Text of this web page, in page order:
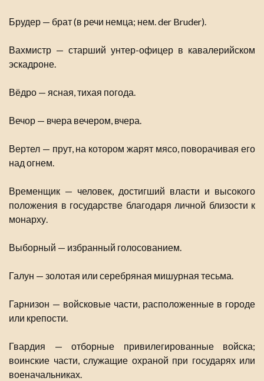
Брудер — брат (в речи немца; нем. der Bruder).
Вахмистр — старший унтер-офицер в кавалерийском
эскадроне.
Вёдро — ясная, тихая погода.
Вечор — вчера вечером, вчера.
Вертел — прут, на котором жарят мясо, поворачивая его
над огнем.
Временщик — человек, достигший власти и высокого
положения в государстве благодаря личной близости к
монарху.
Выборный — избранный голосованием.
Галун — золотая или серебряная мишурная тесьма.
Гарнизон — войсковые части, расположенные в городе
или крепости.
Гвардия — отборные привилегированные войска;
воинские части, служащие охраной при государях или
военачальниках.